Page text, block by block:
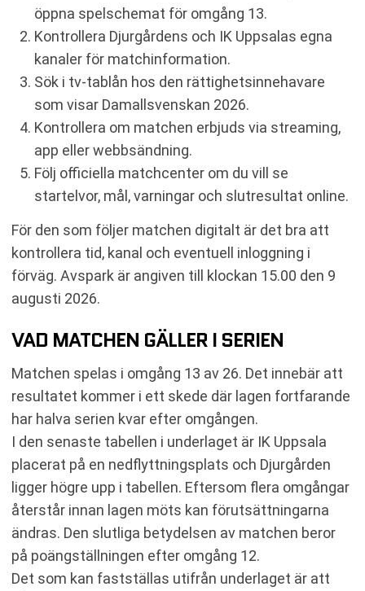
öppna spelschemat för omgång 13.
Kontrollera Djurgårdens och IK Uppsalas egna
kanaler för matchinformation.
Sök i tv-tablån hos den rättighetsinnehavare
som visar Damallsvenskan 2026.
Kontrollera om matchen erbjuds via streaming,
app eller webbsändning.
Följ officiella matchcenter om du vill se
startelvor, mål, varningar och slutresultat online.
För den som följer matchen digitalt är det bra att
kontrollera tid, kanal och eventuell inloggning i
förväg. Avspark är angiven till klockan 15.00 den 9
augusti 2026.
VAD MATCHEN GÄLLER I SERIEN
Matchen spelas i omgång 13 av 26. Det innebär att
resultatet kommer i ett skede där lagen fortfarande
har halva serien kvar efter omgången.
I den senaste tabellen i underlaget är IK Uppsala
placerat på en nedflyttningsplats och Djurgården
ligger högre upp i tabellen. Eftersom flera omgångar
återstår innan lagen möts kan förutsättningarna
ändras. Den slutliga betydelsen av matchen beror
på poängställningen efter omgång 12.
Det som kan fastställas utifrån underlaget är att